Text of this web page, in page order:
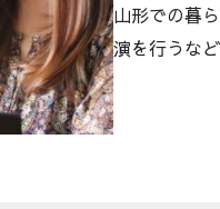
山形での暮
演を行うな